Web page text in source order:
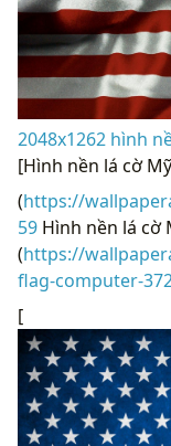
2048x1262 hình
[Hình nền lá cờ
(https://
59 Hình nền lá cờ
(https://
flag-computer-
[